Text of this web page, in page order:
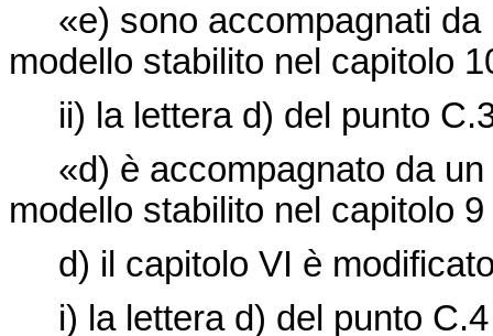
«e) sono accompagnati da
modello stabilito nel capitolo
ii) la lettera d) del punto
«d) è accompagnato da un
modello stabilito nel capitolo
d) il capitolo VI è
i) la lettera d) del punto C.4